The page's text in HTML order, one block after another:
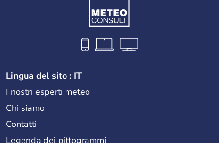
Lingua del sito : IT
I nostri esperti meteo
Chi siamo
Contatti
Legenda dei pittogrammi